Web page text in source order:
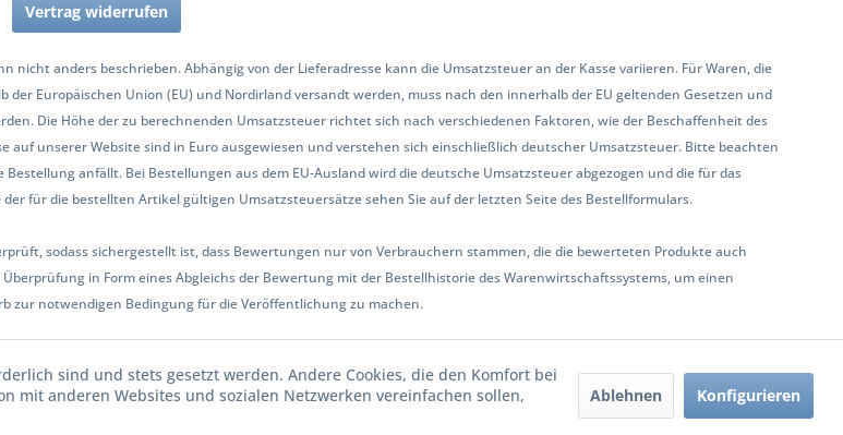
Vertrag widerrufen
nicht anders beschrieben. Abhängig von der Lieferadresse kann die Umsatzsteuer an der Kasse variieren. Für Waren, die
Europäischen Union (EU) und Nordirland versandt werden, muss nach den innerhalb der EU geltenden Gesetzen und
Die Höhe der zu berechnenden Umsatzsteuer richtet sich nach verschiedenen Faktoren, wie der Beschaffenheit des
auf unserer Website sind in Euro ausgewiesen und verstehen sich einschließlich deutscher Umsatzsteuer. Bitte beachten
anfällt. Bei Bestellungen aus dem EU-Ausland wird die deutsche Umsatzsteuer abgezogen und die für das
für die bestellten Artikel gültigen Umsatzsteuersätze sehen Sie auf der letzten Seite des Bestellformulars.
sodass sichergestellt ist, dass Bewertungen nur von Verbrauchern stammen, die die bewerteten Produkte auch
in Form eines Abgleichs der Bewertung mit der Bestellhistorie des Warenwirtschaftssystems, um einen
zur notwendigen Bedingung für die Veröffentlichung zu machen.
sind und stets gesetzt werden. Andere Cookies, die den Komfort bei
mit anderen Websites und sozialen Netzwerken vereinfachen sollen,
Ablehnen Konfigurieren